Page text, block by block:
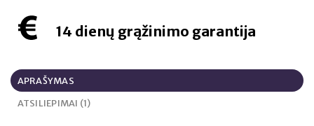
14 dienų grąžinimo garantija
APRAŠYMAS
ATSILIEPIMAI (1)